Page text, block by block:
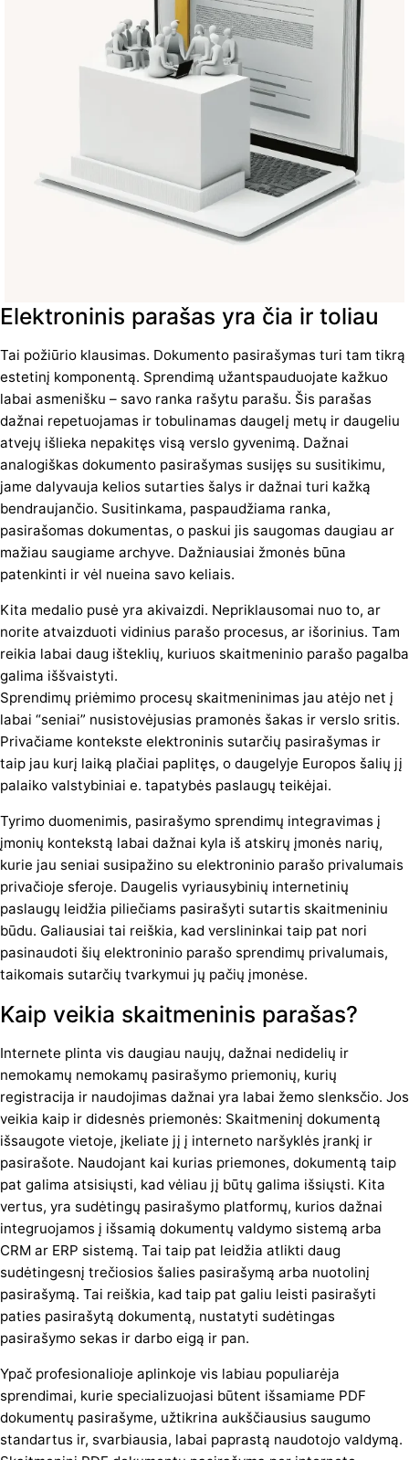
Elektroninis parašas yra čia ir toliau
Tai požiūrio klausimas. Dokumento pasirašymas turi tam tikrą
estetinį komponentą. Sprendimą užantspauduojate kažkuo
labai asmenišku – savo ranka rašytu parašu. Šis parašas
dažnai repetuojamas ir tobulinamas daugelį metų ir daugeliu
atvejų išlieka nepakitęs visą verslo gyvenimą. Dažnai
analogiškas dokumento pasirašymas susijęs su susitikimu,
jame dalyvauja kelios sutarties šalys ir dažnai turi kažką
bendraujančio. Susitinkama, paspaudžiama ranka,
pasirašomas dokumentas, o paskui jis saugomas daugiau ar
mažiau saugiame archyve. Dažniausiai žmonės būna
patenkinti ir vėl nueina savo keliais.
Kita medalio pusė yra akivaizdi. Nepriklausomai nuo to, ar
norite atvaizduoti vidinius parašo procesus, ar išorinius. Tam
reikia labai daug išteklių, kuriuos skaitmeninio parašo pagalba
galima iššvaistyti.
Sprendimų priėmimo procesų skaitmeninimas jau atėjo net į
labai “seniai” nusistovėjusias pramonės šakas ir verslo sritis.
Privačiame kontekste elektroninis sutarčių pasirašymas ir
taip jau kurį laiką plačiai paplitęs, o daugelyje Europos šalių jį
palaiko valstybiniai e. tapatybės paslaugų teikėjai.
Tyrimo duomenimis, pasirašymo sprendimų integravimas į
įmonių kontekstą labai dažnai kyla iš atskirų įmonės narių,
kurie jau seniai susipažino su elektroninio parašo privalumais
privačioje sferoje. Daugelis vyriausybinių internetinių
paslaugų leidžia piliečiams pasirašyti sutartis skaitmeniniu
būdu. Galiausiai tai reiškia, kad verslininkai taip pat nori
pasinaudoti šių elektroninio parašo sprendimų privalumais,
taikomais sutarčių tvarkymui jų pačių įmonėse.
Kaip veikia skaitmeninis parašas?
Internete plinta vis daugiau naujų, dažnai nedidelių ir
nemokamų nemokamų pasirašymo priemonių, kurių
registracija ir naudojimas dažnai yra labai žemo slenksčio. Jos
veikia kaip ir didesnės priemonės: Skaitmeninį dokumentą
išsaugote vietoje, įkeliate jį į interneto naršyklės įrankį ir
pasirašote. Naudojant kai kurias priemones, dokumentą taip
pat galima atsisiųsti, kad vėliau jį būtų galima išsiųsti. Kita
vertus, yra sudėtingų pasirašymo platformų, kurios dažnai
integruojamos į išsamią dokumentų valdymo sistemą arba
CRM ar ERP sistemą. Tai taip pat leidžia atlikti daug
sudėtingesnį trečiosios šalies pasirašymą arba nuotolinį
pasirašymą. Tai reiškia, kad taip pat galiu leisti pasirašyti
paties pasirašytą dokumentą, nustatyti sudėtingas
pasirašymo sekas ir darbo eigą ir pan.
Ypač profesionalioje aplinkoje vis labiau populiarėja
sprendimai, kurie specializuojasi būtent išsamiame PDF
dokumentų pasirašyme, užtikrina aukščiausius saugumo
standartus ir, svarbiausia, labai paprastą naudotojo valdymą.